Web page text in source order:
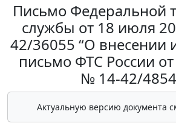
Письмо Федеральной
службы от 18 июля
42/36055 “О внесении
письмо ФТС России
№ 14-42/
Актуальную версию документа